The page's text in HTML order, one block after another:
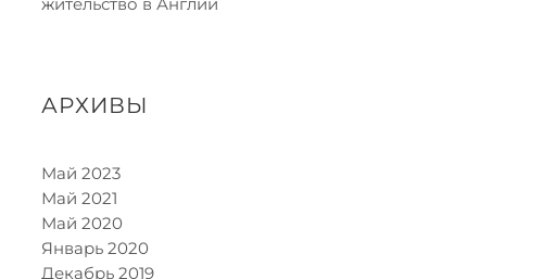
АРХИВЫ
Май 2023
Май 2021
Май 2020
Январь 2020
Декабрь 2019